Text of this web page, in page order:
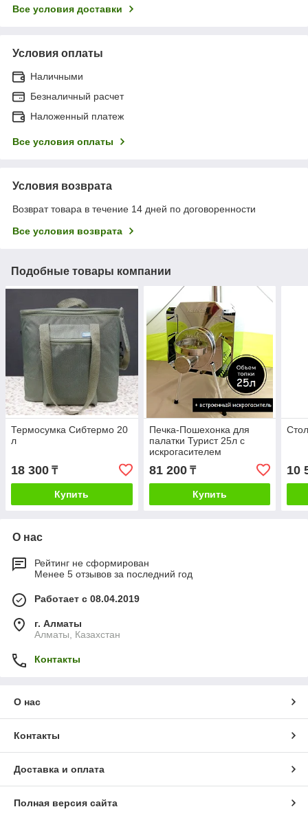
Все условия доставки
Условия оплаты
Наличными
Безналичный расчет
Наложенный платеж
Все условия оплаты
Условия возврата
Возврат товара в течение 14 дней по договоренности
Все условия возврата
Подобные товары компании
Термосумка Сибтермо 20
л
18 300 ₸
Купить
Печка-Пошехонка для
палатки Турист 25л с
искрогасителем
81 200₸
Купить
10
О нас
Рейтинг не сформирован
Менее 5 отзывов за последний год
Работает с 08.04.2019
г. Алматы
Алматы, Казахстан
Контакты
О нас
Контакты
Доставка и оплата
Полная версия сайта